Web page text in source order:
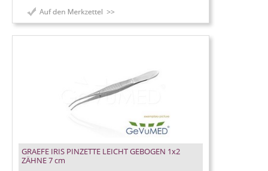
GRAEFE IRIS PINZETTE LEICHT GEBOGEN 1x2
ZÄHNE 7 cm